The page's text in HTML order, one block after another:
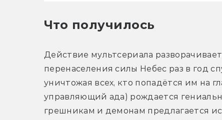
Что получилось
Действие мультсериала
перенаселения силы Небес раз в год
уничтожая всех, кто попадётся им на
управляющий ада) рождается
грешникам и демонам предлагается